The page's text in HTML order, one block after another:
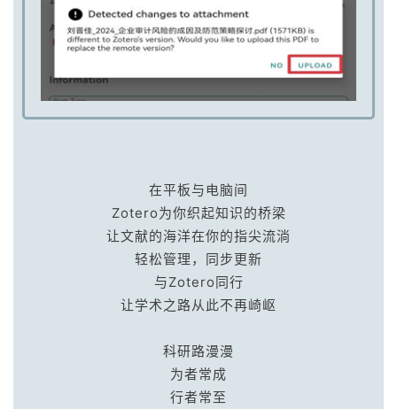
在平板与电脑间
Zotero为你织起知识的桥梁
让文献的海洋在你的指尖流淌
轻松管理，同步更新
与Zotero同行
让学术之路从此不再崎岖
科研路漫漫
为者常成
行者常至